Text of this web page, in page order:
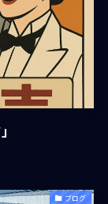
ブログ